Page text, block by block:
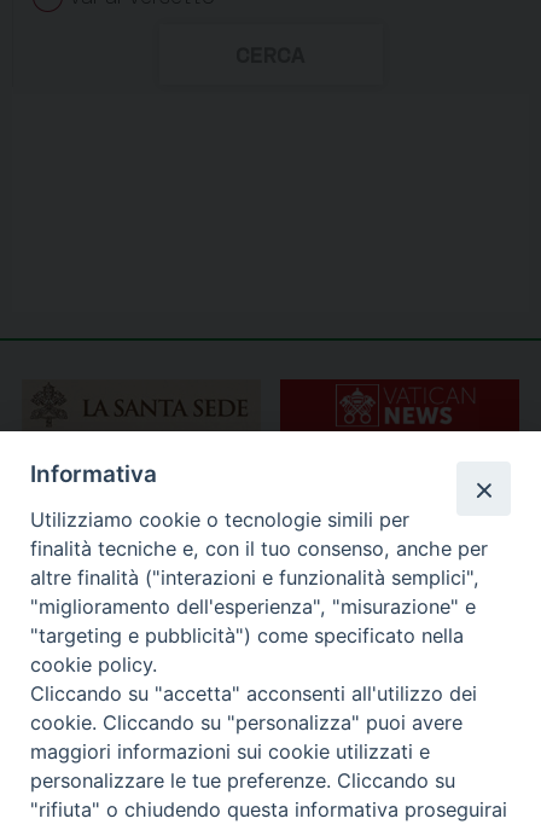
Informativa
Utilizziamo cookie o tecnologie simili per
finalità tecniche e, con il tuo consenso, anche per
altre finalità ("interazioni e funzionalità semplici",
"miglioramento dell'esperienza", "misurazione" e
"targeting e pubblicità") come specificato nella
cookie policy.
Cliccando su "accetta" acconsenti all'utilizzo dei
cookie. Cliccando su "personalizza" puoi avere
maggiori informazioni sui cookie utilizzati e
personalizzare le tue preferenze. Cliccando su
"rifiuta" o chiudendo questa informativa proseguirai